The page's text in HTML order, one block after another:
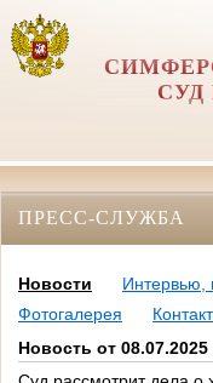
ПРЕСС-СЛУЖБА
Новости
Интервью,
Фотогалерея
Новость от 08.07.2025